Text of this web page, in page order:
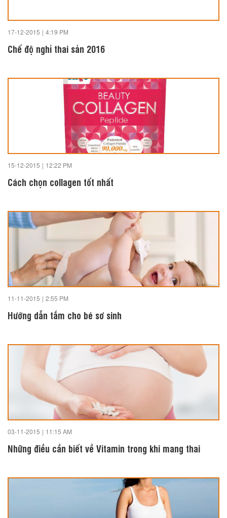
17-12-2015 | 4:19 PM
Chế độ nghỉ thai sản 2016
15-12-2015 | 12:22 PM
Cách chọn collagen tốt nhất
11-11-2015 | 2:55 PM
Hướng dẫn tắm cho bé sơ sinh
03-11-2015 | 11:15 AM
Những điều cần biết về Vitamin trong khi mang thai